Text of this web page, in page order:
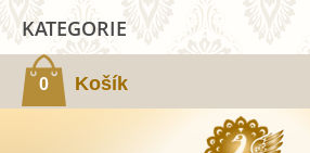
0 Košík
KATEGORIE